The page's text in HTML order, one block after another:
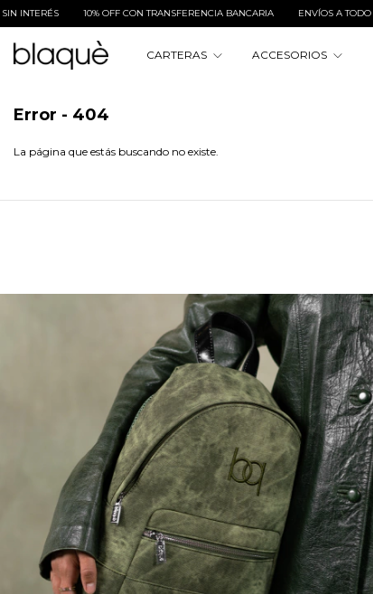
10% OFF CON TRANSFERENCIA BANCARIA ENVÍOS A TODO EL PAÍS
CARTERAS ACCESORIOS
Error - 404
La página que estás buscando no existe.